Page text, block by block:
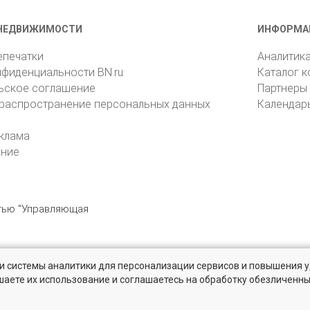
BN.ru
соглашение
персональных данных
Каталог
Партнеры
"Управляющая
Санкт-Петербург, пр. Юрия Гагарина, 1 reklama@bn.ru
системы аналитики для персонализации сервисов и повышения
их использование и соглашаетесь на обработку